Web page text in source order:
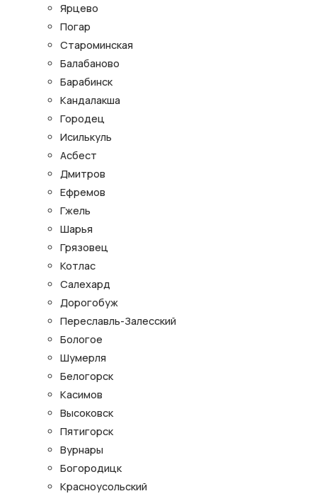
Ярцево
Погар
Староминская
Балабаново
Барабинск
Кандалакша
Городец
Исилькуль
Асбест
Дмитров
Ефремов
Гжель
Шарья
Грязовец
Котлас
Салехард
Дорогобуж
Переславль-Залесский
Бологое
Шумерля
Белогорск
Касимов
Высоковск
Пятигорск
Вурнары
Богородицк
Красноусольский